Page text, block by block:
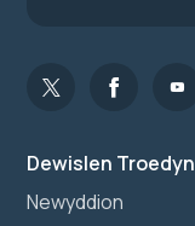
Dewislen Troedyn
Newyddion